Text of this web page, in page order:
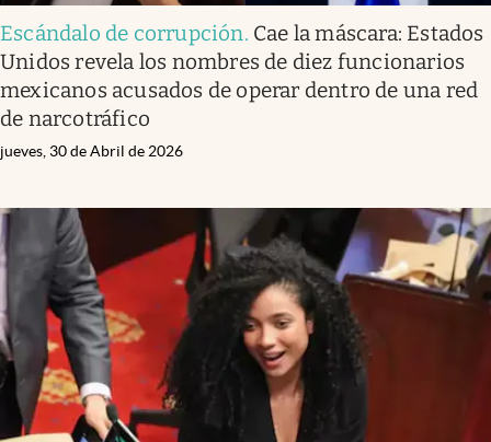
Escándalo de corrupción. Cae la máscara: Estados
Unidos revela los nombres de diez funcionarios
mexicanos acusados de operar dentro de una red
de narcotráfico
jueves, 30 de Abril de 2026